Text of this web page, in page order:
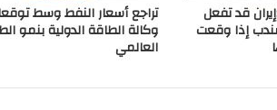
قد تفعل
إذا وقعت
تراجع أسعار النفط وسط
وكالة الطاقة الدولية بنمو
العالمي